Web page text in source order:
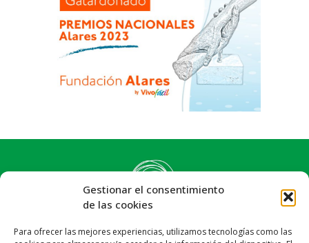
Gestionar el consentimiento
de las cookies
Para ofrecer las mejores experiencias, utilizamos tecnologías como las